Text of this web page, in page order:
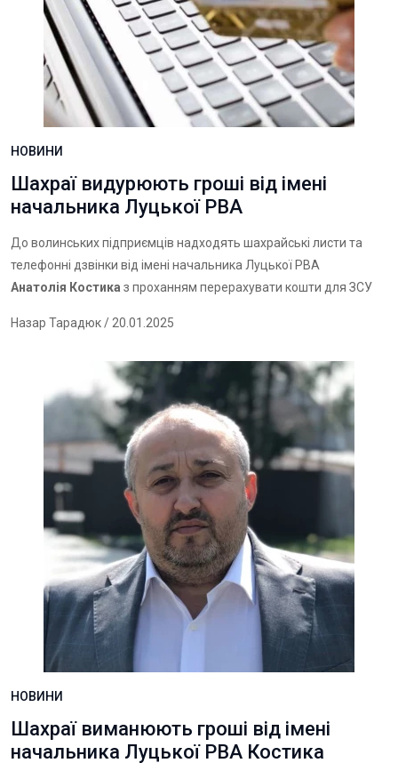
НОВИНИ
Шахраї видурюють гроші від імені
начальника Луцької РВА
До волинських підприємців надходять шахрайські листи та
телефонні дзвінки від імені начальника Луцької РВА
Анатолія Костика з проханням перерахувати кошти для ЗСУ
Назар Тарадюк/ 20.01.2025
НОВИНИ
Шахраї виманюють гроші від імені
начальника Луцької РВА Костика